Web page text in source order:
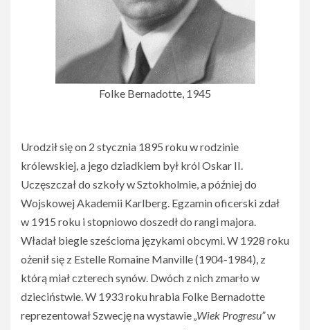
Folke Bernadotte, 1945
Urodził się on 2 stycznia 1895 roku w rodzinie
królewskiej, a jego dziadkiem był król Oskar II.
Uczęszczał do szkoły w Sztokholmie, a później do
Wojskowej Akademii Karlberg. Egzamin oficerski zdał
w 1915 roku i stopniowo doszedł do rangi majora.
Władał biegle sześcioma językami obcymi. W 1928 roku
ożenił się z Estelle Romaine Manville (1904-1984), z
którą miał czterech synów. Dwóch z nich zmarło w
dzieciństwie. W 1933 roku hrabia Folke Bernadotte
reprezentował Szwecję na wystawie„Wiek Progresu”w